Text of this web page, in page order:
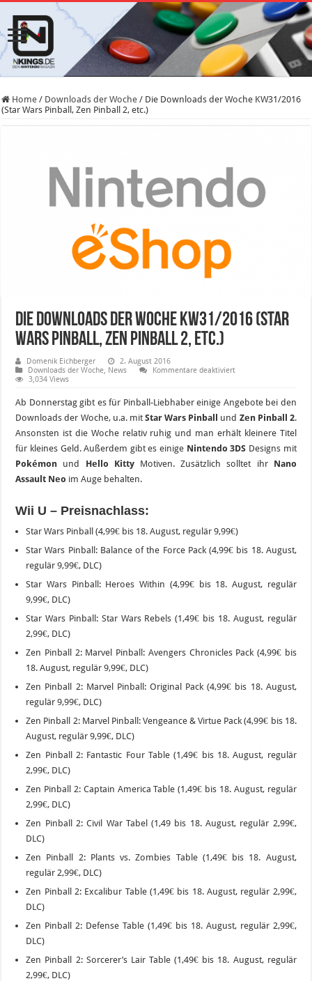
Home / Downloads der Woche / Die Downloads der Woche KW31/2016
(Star Wars Pinball, Zen Pinball 2, etc.)
Die Downloads der Woche KW31/2016 (Star
Wars Pinball, Zen Pinball 2, etc.)
Domenik Eichberger
2. August 2016
Downloads der Woche, News Kommentare deaktiviertfür
der
Woche
KW31/2016
(Star
Wars
Zen
Pinball
2,
3,034 Views
Ab Donnerstag gibt es für Pinball-Liebhaber einige Angebote bei den
Downloads der Woche, u.a. mit Star Wars Pinball und Zen Pinball 2.
Ansonsten ist die Woche relativ ruhig und man erhält kleinere Titel
für kleines Geld. Außerdem gibt es einige Nintendo 3DS Designs mit
Pokémon und Hello KittyMotiven. Zusätzlich solltet ihr Nano
Assault Neo im Auge behalten.
Wii U – Preisnachlass:
Star Wars Pinball (4,99€ bis 18. August, regulär 9,99€)
Star Wars Pinball: Balance of the Force Pack (4,99€ bis 18. August,
regulär 9,99€, DLC)
Star Wars Pinball: Heroes Within (4,99€ bis 18. August, regulär
9,99€, DLC)
Star Wars Pinball: Star Wars Rebels (1,49€ bis 18. August, regulär
2,99€, DLC)
Zen Pinball 2: Marvel Pinball: Avengers Chronicles Pack (4,99€ bis
18. August, regulär 9,99€, DLC)
Zen Pinball 2: Marvel Pinball: Original Pack (4,99€ bis 18. August,
regulär 9,99€, DLC)
Zen Pinball 2: Marvel Pinball: Vengeance & Virtue Pack (4,99€ bis 18.
August, regulär 9,99€, DLC)
Zen Pinball 2: Fantastic Four Table (1,49€ bis 18. August, regulär
2,99€, DLC)
Zen Pinball 2: Captain America Table (1,49€ bis 18. August, regulär
2,99€, DLC)
Zen Pinball 2: Civil War Tabel (1,49 bis 18. August, regulär 2,99€,
DLC)
Zen Pinball 2: Plants vs. Zombies Table (1,49€ bis 18. August,
regulär 2,99€, DLC)
Zen Pinball 2: Excalibur Table (1,49€ bis 18. August, regulär 2,99€,
DLC)
Zen Pinball 2: Defense Table (1,49€ bis 18. August, regulär 2,99€,
DLC)
Zen Pinball 2: Sorcerer’s Lair Table (1,49€ bis 18. August, regulär
2,99€, DLC)